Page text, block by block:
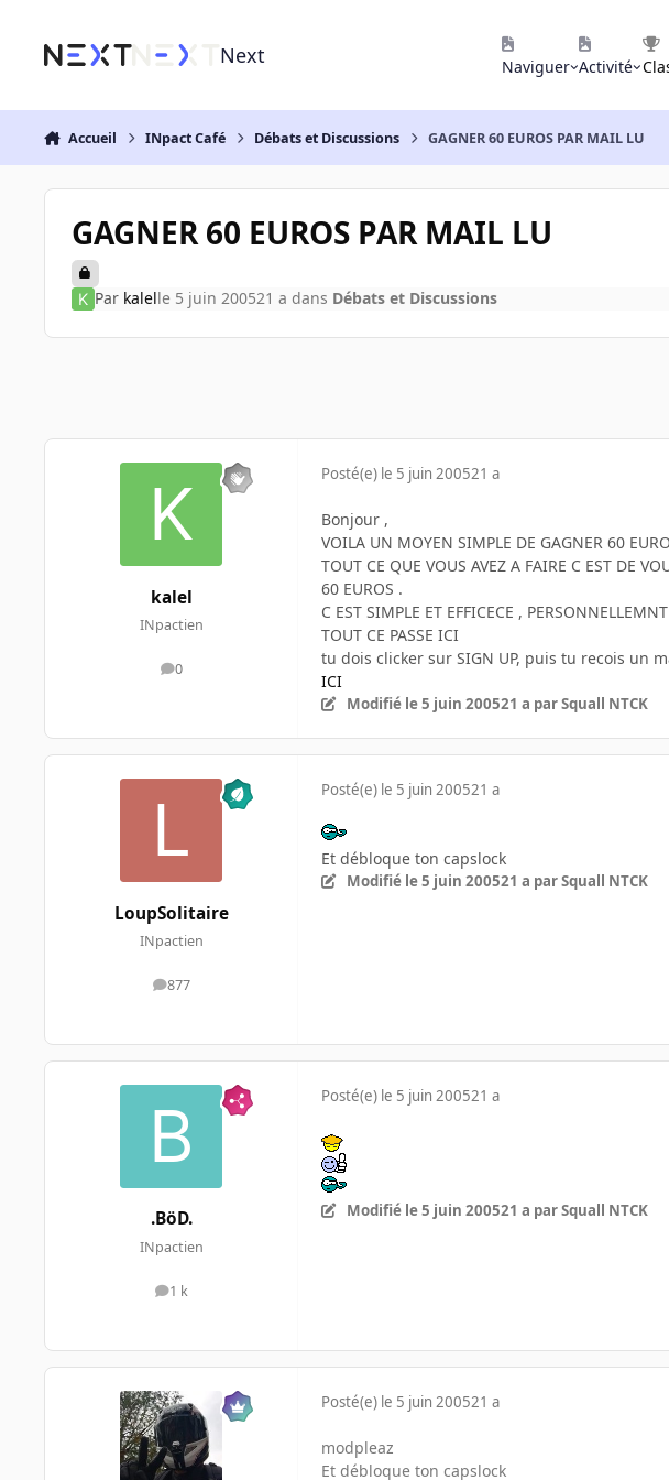
Next Naviguer Activité
Accueil INpact Café Débats et Discussions GAGNER 60 EUROS PAR MAIL LU
GAGNER 60 EUROS PAR MAIL LU
Par kalelle 5 juin 200521 a dans Débats et Discussions
kalel
INpactien
0
messages
Posté(e) le 5 juin 200521 a
Bonjour ,
VOILA UN MOYEN SIMPLE DE GAGNER 60
TOUT CE QUE VOUS AVEZ A FAIRE C EST DE
60 EUROS .
C EST SIMPLE ET EFFICECE ,
TOUT CE PASSE ICI
tu dois clicker sur SIGN UP, puis tu recois un
ICI
Modifié le 5 juin 200521 a par Squall NTCK
LoupSolitaire
INpactien
877
messages
Posté(e) le 5 juin 200521 a
Et débloque ton capslock
Modifié le 5 juin 200521 a par Squall NTCK
.BöD.
INpactien
1 k
messages
Posté(e) le 5 juin 200521 a
Modifié le 5 juin 200521 a par Squall NTCK
Posté(e) le 5 juin 200521 a
modpleaz
Et débloque ton capslock